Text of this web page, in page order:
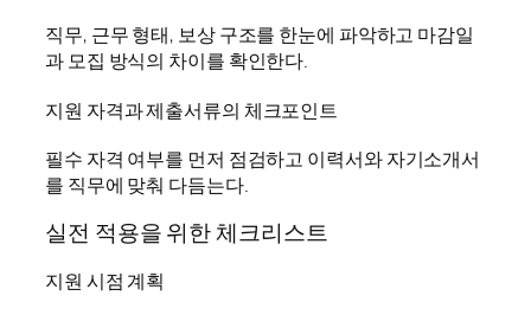
직무, 근무 형태, 보상 구조를 한눈에 파악하고 마감일
과 모집 방식의 차이를 확인한다.
지원 자격과 제출서류의 체크포인트
필수 자격 여부를 먼저 점검하고 이력서와 자기소개서
를 직무에 맞춰 다듬는다.
실전 적용을 위한 체크리스트
지원 시점 계획